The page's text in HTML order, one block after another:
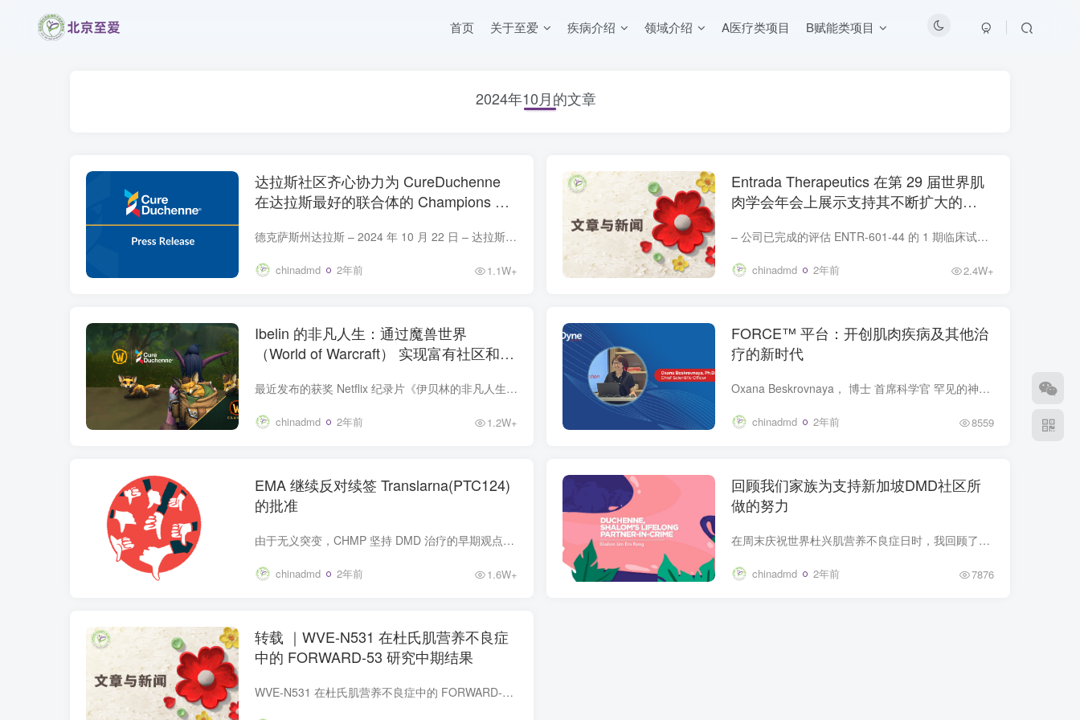
首页 关于至爱 疾病介绍 领域介绍 A医疗类项目 B赋能类项目
2024年10月的文章
达拉斯社区齐心协力为 CureDuchenne
在达拉斯最好的联合体的 Champions 筹
症的创新研究和护理
德克萨斯州达拉斯 – 2024 年 10 月 22 日 – 达拉斯社区于 2024 年 10 月 3 日在达拉斯的 Champions 上齐聚一堂，以示非同寻常的支持，为 CureDuchenne 筹集了 100,000 美元，CureDu...
chinadmd 2年前 1.1W+
Entrada Therapeutics 在第 29 届世界肌
肉学会年会上展示支持其不断扩大的
– 公司已完成的评估 ENTR-601-44 的 1 期临床试验的额外积极数据加强了其安全性，并支持计划于 2024 年第四季度提交的 2 期临床试验全球监管文件 – – 首次呈报的临床前数据显示 ENTR-601-45 ...
chinadmd 2年前 2.4W+
Ibelin 的非凡人生：通过魔兽世界
（World of Warcraft） 实现富有社区和联
最近发布的获奖 Netflix 纪录片《伊贝林的非凡人生》*重点介绍了挪威魔兽世界玩家 Mats Steen 的生平，他在游戏中被称为 Ibelin，他患有杜氏肌营养不良症 （DMD）。这部纪录片讲述了一个完全健...
chinadmd 2年前 1.2W+
FORCE™ 平台：开创肌肉疾病及其他治
疗的新时代
Oxana Beskrovnaya， 博士 首席科学官 罕见的神经肌肉疾病仍然是现代医学面临的最大挑战之一，治疗选择有限甚至没有。与此同时，我们对疾病生物学和遗传因果关系的理解的进步以及核酸治疗方法的...
chinadmd 2年前 8559
EMA 继续反对续签 Translarna(PTC124)
的批准
由于无义突变，CHMP 坚持 DMD 治疗的早期观点。 人用药品委员会 （CHMP） — 欧洲药品管理局 （European Medicines Agency） 的一部分 — 再次维持其建议，即不续签 Translarna （ataluren） 的...
chinadmd 2年前 1.6W+
回顾我们家族为支持新加坡DMD社区所
做的努力
在周末庆祝世界杜兴肌营养不良症日时，我回顾了我和家人所经历的旅程，这段旅程是由杜氏肌营养不良症 （DMD） 塑造的。今年，肌肉萎缩症协会（新加坡）或 MDAS 在其一年一度的 Go the Dystan...
chinadmd 2年前 7876
转载 ｜WVE-N531 在杜氏肌营养不良症
中的 FORWARD-53 研究中期结果
WVE-N531 在杜氏肌营养不良症中的 FORWARD-53 研究中期结果